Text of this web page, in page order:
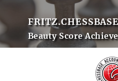
Beauty Score